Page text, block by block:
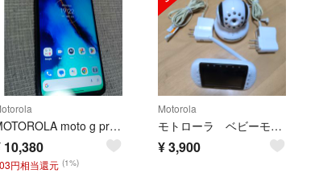
MOTOROLA moto g pro スマートフォン本体 シムフリー スマホ
10,380
円相当還元 (1%)
Motorola
モトローラ ベビーモニター MBP36BU
¥3,900